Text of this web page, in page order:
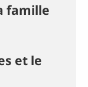
famille
et le